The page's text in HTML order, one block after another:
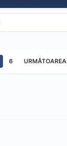
6 URMĂTOAREA